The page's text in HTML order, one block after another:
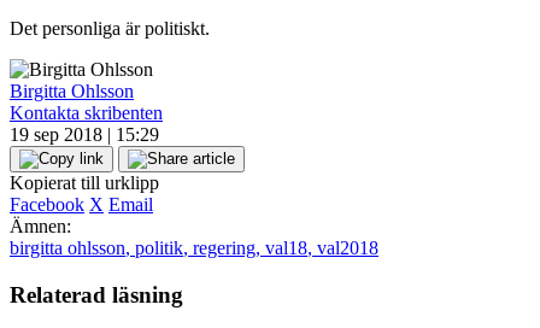
Det personliga är politiskt.
Birgitta Ohlsson
Kontakta skribenten
19 sep 2018 | 15:29
Kopierat till urklipp
Facebook X Email
Ämnen:
birgitta ohlsson, politik, regering, val18, val2018
Relaterad läsning